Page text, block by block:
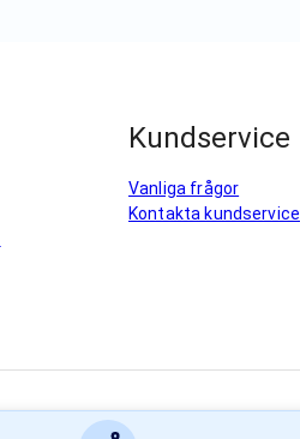
Kundservice
Vanliga frågor
Kontakta kundservice